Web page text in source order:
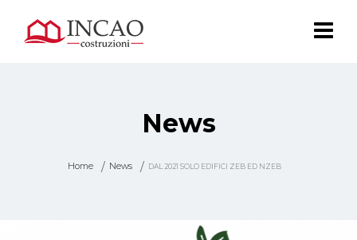
News
Home News DAL 2021 SOLO EDIFICI ZEB ED NZEB